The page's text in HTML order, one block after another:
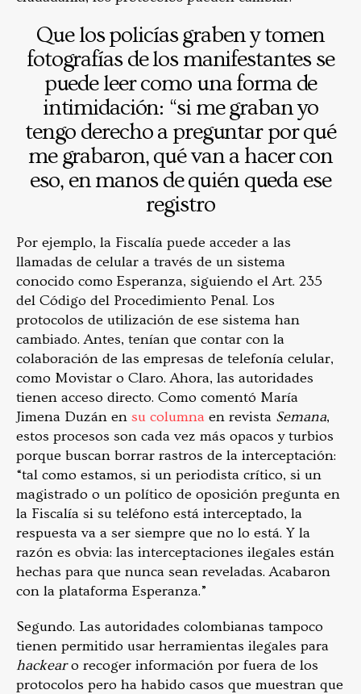
Que los policías graben y tomen
fotografías de los manifestantes se
puede leer como una forma de
intimidación: “si me graban yo
tengo derecho a preguntar por qué
me grabaron, qué van a hacer con
eso, en manos de quién queda ese
registro
Por ejemplo, la Fiscalía puede acceder a las
llamadas de celular a través de un sistema
conocido como Esperanza, siguiendo el Art. 235
del Código del Procedimiento Penal. Los
protocolos de utilización de ese sistema han
cambiado. Antes, tenían que contar con la
colaboración de las empresas de telefonía celular,
como Movistar o Claro. Ahora, las autoridades
tienen acceso directo. Como comentó María
Jimena Duzán en su columna en revista Semana,
estos procesos son cada vez más opacos y turbios
porque buscan borrar rastros de la interceptación:
“tal como estamos, si un periodista crítico, si un
magistrado o un político de oposición pregunta en
la Fiscalía si su teléfono está interceptado, la
respuesta va a ser siempre que no lo está. Y la
razón es obvia: las interceptaciones ilegales están
hechas para que nunca sean reveladas. Acabaron
con la plataforma Esperanza.”
Segundo. Las autoridades colombianas tampoco
tienen permitido usar herramientas ilegales para
hackearo recoger información por fuera de los
protocolos pero ha habido casos que muestran que